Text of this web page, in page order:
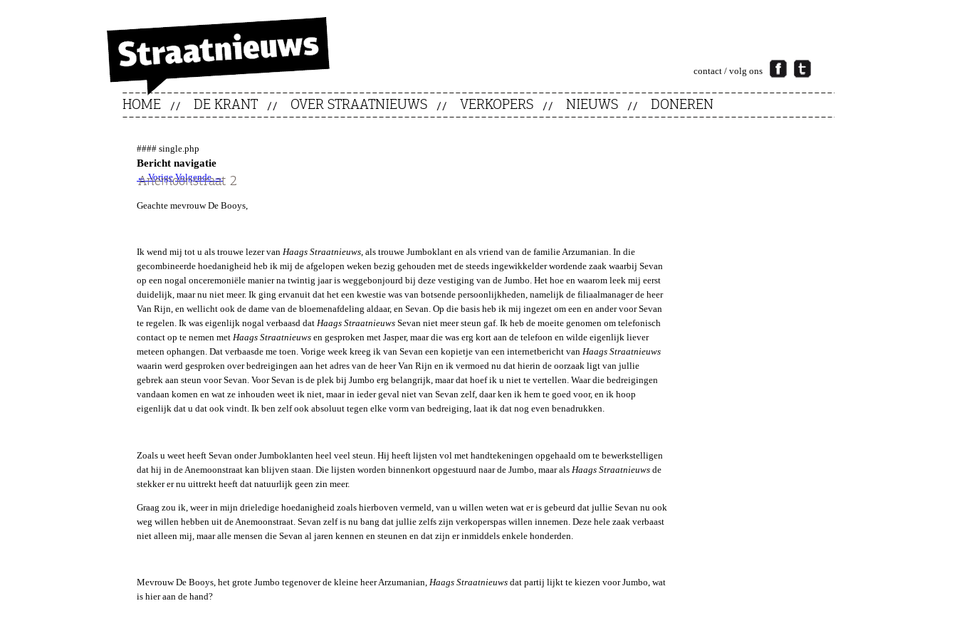
contact / volg ons
HOME DE KRANT OVER STRAATNIEUWS VERKOPERS NIEUWS DONEREN
#### single.php
Bericht navigatie
← Vorige Volgende→
Anemoonstraat 2
Geachte mevrouw De Booys,
Ik wend mij tot u als trouwe lezer van Haags Straatnieuws, als trouwe Jumboklant en als vriend van de familie Arzumanian. In die
gecombineerde hoedanigheid heb ik mij de afgelopen weken bezig gehouden met de steeds ingewikkelder wordende zaak waarbij Sevan
op een nogal onceremoniële manier na twintig jaar is weggebonjourd bij deze vestiging van de Jumbo. Het hoe en waarom leek mij eerst
duidelijk, maar nu niet meer. Ik ging ervanuit dat het een kwestie was van botsende persoonlijkheden, namelijk de filiaalmanager de heer
Van Rijn, en wellicht ook de dame van de bloemenafdeling aldaar, en Sevan. Op die basis heb ik mij ingezet om een en ander voor Sevan
te regelen. Ik was eigenlijk nogal verbaasd dat Haags Straatnieuws Sevan niet meer steun gaf. Ik heb de moeite genomen om telefonisch
contact op te nemen met Haags Straatnieuws en gesproken met Jasper, maar die was erg kort aan de telefoon en wilde eigenlijk liever
meteen ophangen. Dat verbaasde me toen. Vorige week kreeg ik van Sevan een kopietje van een internetbericht van Haags Straatnieuws
waarin werd gesproken over bedreigingen aan het adres van de heer Van Rijn en ik vermoed nu dat hierin de oorzaak ligt van jullie
gebrek aan steun voor Sevan. Voor Sevan is de plek bij Jumbo erg belangrijk, maar dat hoef ik u niet te vertellen. Waar die bedreigingen
vandaan komen en wat ze inhouden weet ik niet, maar in ieder geval niet van Sevan zelf, daar ken ik hem te goed voor, en ik hoop
eigenlijk dat u dat ook vindt. Ik ben zelf ook absoluut tegen elke vorm van bedreiging, laat ik dat nog even benadrukken.
Zoals u weet heeft Sevan onder Jumboklanten heel veel steun. Hij heeft lijsten vol met handtekeningen opgehaald om te bewerkstelligen
dat hij in de Anemoonstraat kan blijven staan. Die lijsten worden binnenkort opgestuurd naar de Jumbo, maar als Haags Straatnieuws de
stekker er nu uittrekt heeft dat natuurlijk geen zin meer.
Graag zou ik, weer in mijn drieledige hoedanigheid zoals hierboven vermeld, van u willen weten wat er is gebeurd dat jullie Sevan nu ook
weg willen hebben uit de Anemoonstraat. Sevan zelf is nu bang dat jullie zelfs zijn verkoperspas willen innemen. Deze hele zaak verbaast
niet alleen mij, maar alle mensen die Sevan al jaren kennen en steunen en dat zijn er inmiddels enkele honderden.
Mevrouw De Booys, het grote Jumbo tegenover de kleine heer Arzumanian, Haags Straatnieuws dat partij lijkt te kiezen voor Jumbo, wat
is hier aan de hand?